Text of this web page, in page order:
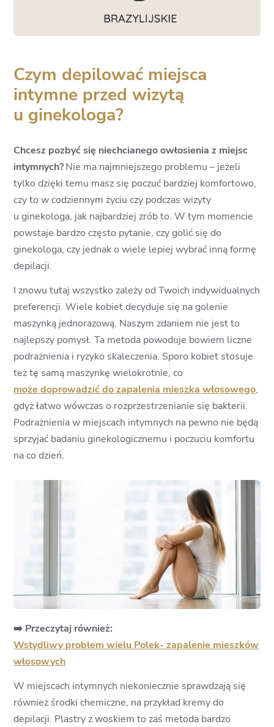
Czym depilować miejsca
intymne przed wizytą
u ginekologa?
Chcesz pozbyć się niechcianego owłosienia z miejsc
intymnych?Nie ma najmniejszego problemu – jeżeli
tylko dzięki temu masz się poczuć bardziej komfortowo,
czy to w codziennym życiu czy podczas wizyty
u ginekologa, jak najbardziej zrób to. W tym momencie
powstaje bardzo często pytanie, czy golić się do
ginekologa, czy jednak o wiele lepiej wybrać inną formę
depilacji.
I znowu tutaj wszystko zależy od Twoich indywidualnych
preferencji. Wiele kobiet decyduje się na golenie
maszynką jednorazową. Naszym zdaniem nie jest to
najlepszy pomysł. Ta metoda powoduje bowiem liczne
podrażnienia i ryzyko skaleczenia. Sporo kobiet stosuje
też tę samą maszynkę wielokrotnie, co
może doprowadzić do zapalenia mieszka włosowego,
gdyż łatwo wówczas o rozprzestrzenianie się bakterii.
Podrażnienia w miejscach intymnych na pewno nie będą
sprzyjać badaniu ginekologicznemu i poczuciu komfortu
na co dzień.
➡️ Przeczytaj również:
Wstydliwy problem wielu Polek- zapalenie mieszków
włosowych
W miejscach intymnych niekoniecznie sprawdzają się
również środki chemiczne, na przykład kremy do
depilacji. Plastry z woskiem to zaś metoda bardzo